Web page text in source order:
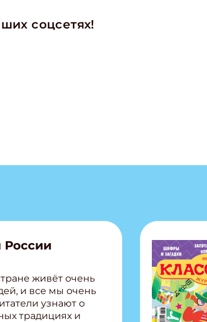
соцсетях!
живёт очень
и все мы очень
узнают о
традициях и